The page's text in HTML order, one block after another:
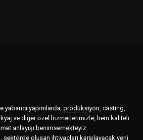
yabancı yapımlarda; prodüksiyon, casting,
ve diğer özel hizmetlerimizle, hem kaliteli
anlayışı benimsemekteyiz.
sektörde oluşan ihtiyaçları karşılayacak yeni